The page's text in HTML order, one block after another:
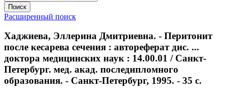
Поиск
Расширенный поиск
Хаджиева, Эллерина Дмитриевна. - Перитонит
после кесарева сечения : автореферат дис. ...
доктора медицинских наук : 14.00.01 / Санкт-
Петербург. мед. акад. последипломного
образования. - Санкт-Петербург, 1995. - 35 с.